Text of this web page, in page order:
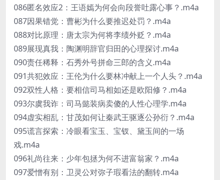
086匿名效应2：王语嫣为何会向段誉吐露心事？.m4a
087因果错觉：曹彬为什么要推迟处罚？.m4a
088对比原理：唐太宗为何将李绩外贬？.m4a
089展现真我：陶渊明辞官归田的心理探讨.m4a
090责任稀释：石秀外号拼命三郎的含义.m4a
091共犯效应：王伦为什么要林冲献上一个人头？.m4a
092双性人格：要相信司马相如还是欧阳修？.m4a
093尔虞我诈：司马懿装病卖傻的人性心理学.m4a
094虚实相乱：甘茂如何让秦武王驱逐公孙衍？.m4a
095谎言探索：冷眼看宝玉、宝钗、黛玉间的一场
戏.m4a
096礼尚往来：少年包拯为何不进富翁家？.m4a
097爱憎有别：卫灵公对弥子瑕看法的翻转.m4a